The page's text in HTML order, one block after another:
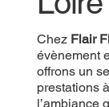
Chez Flair
évènement
offrons un
prestations
l’ambiance